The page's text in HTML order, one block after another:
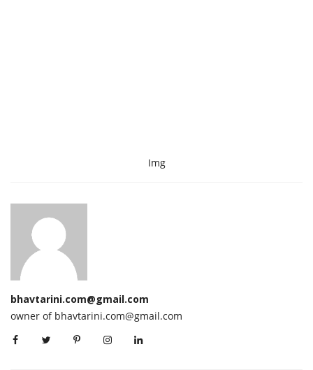
Img
bhavtarini.com@gmail.com
owner of bhavtarini.com@gmail.com